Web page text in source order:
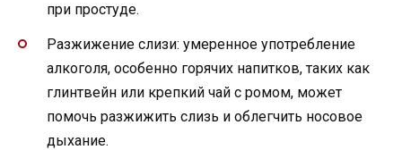
при простуде.
Разжижение слизи: умеренное употребление
алкоголя, особенно горячих напитков, таких как
глинтвейн или крепкий чай с ромом, может
помочь разжижить слизь и облегчить носовое
дыхание.